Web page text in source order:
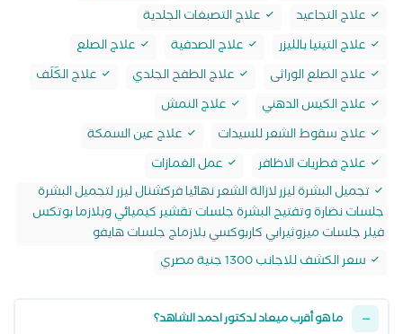
علاج التجاعيد
علاج التصبغات الجلدية
علاج التينيا بالليزر
علاج الصدفية
علاج الصلع
علاج الصلع الوراثى
علاج الطفح الجلدي
علاج الكَلَف
علاج الكيس الدهني
علاج النمش
علاج سقوط الشعر للسيدات
علاج عين السمكة
علاج فطريات الاظافر
عمل الغمازات
تجميل البشرة ليزر لازالة الشعر نهائيا فركشنال ليزر لتجميل البشرة
جلسات نضارة وتفتيح البشرة جلسات تقشير كيميائي وبلازما بوتكس
فيلر جلسات ميزوثيرابي كاربوكسي بلازماج جلسات هايفو
سعر الكشف للاجانب 1300 جنية مصري
ما هو أقرب ميعاد لدكتور احمد الشاهد؟